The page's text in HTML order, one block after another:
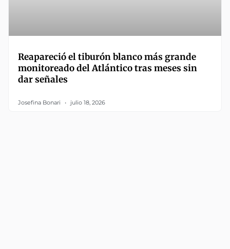
Reapareció el tiburón blanco más grande
monitoreado del Atlántico tras meses sin
dar señales
Josefina Bonari julio 18, 2026